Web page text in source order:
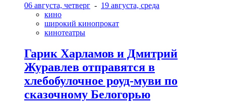
06 августа, четверг - 19 августа, среда
кино
широкий кинопрокат
кинотеатры
Гарик Харламов и Дмитрий
Журавлев отправятся в
хлебобулочное роуд-муви по
сказочному Белогорью